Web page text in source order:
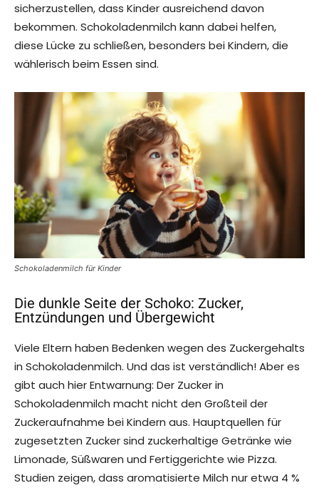
sicherzustellen, dass Kinder ausreichend davon
bekommen. Schokoladenmilch kann dabei helfen,
diese Lücke zu schließen, besonders bei Kindern, die
wählerisch beim Essen sind.
Schokoladenmilch für Kinder
Die dunkle Seite der Schoko: Zucker,
Entzündungen und Übergewicht
Viele Eltern haben Bedenken wegen des Zuckergehalts
in Schokoladenmilch. Und das ist verständlich! Aber es
gibt auch hier Entwarnung: Der Zucker in
Schokoladenmilch macht nicht den Großteil der
Zuckeraufnahme bei Kindern aus. Hauptquellen für
zugesetzten Zucker sind zuckerhaltige Getränke wie
Limonade, Süßwaren und Fertiggerichte wie Pizza.
Studien zeigen, dass aromatisierte Milch nur etwa 4 %